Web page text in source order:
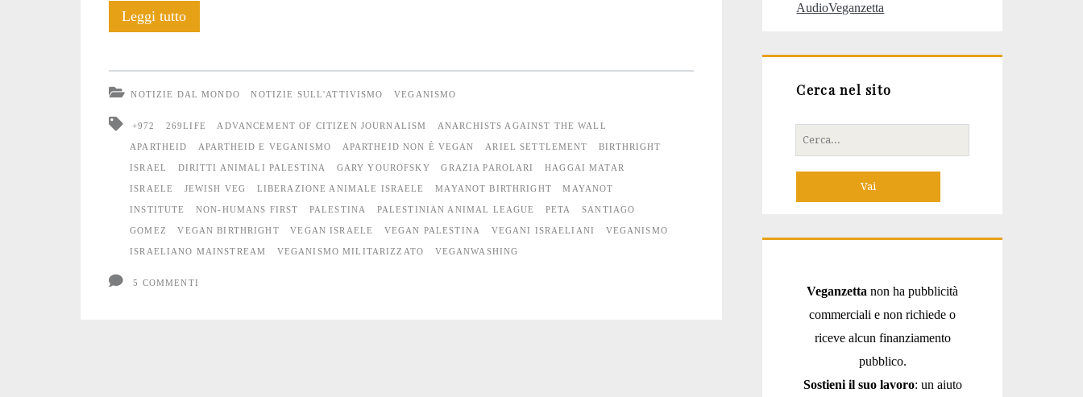
Leggi tuttoL’apartheid
NOTIZIE DAL MONDO NOTIZIE SULL'ATTIVISMO VEGANISMO
+972 269LIFE ADVANCEMENT OF CITIZEN JOURNALISM ANARCHISTS AGAINST THE WALL
APARTHEID APARTHEID E VEGANISMO APARTHEID NON È VEGAN ARIEL SETTLEMENT BIRTHRIGHT
ISRAEL DIRITTI ANIMALI PALESTINA GARY YOUROFSKY GRAZIA PAROLARI HAGGAI MATAR
ISRAELE JEWISH VEG LIBERAZIONE ANIMALE ISRAELE MAYANOT BIRTHRIGHT MAYANOT
INSTITUTE NON-HUMANS FIRST PALESTINA PALESTINIAN ANIMAL LEAGUE PETA SANTIAGO
GOMEZ VEGAN BIRTHRIGHT VEGAN ISRAELE VEGAN PALESTINA VEGANI ISRAELIANI VEGANISMO
ISRAELIANO MAINSTREAM VEGANISMO MILITARIZZATO VEGANWASHING
5 COMMENTI
AudioVeganzetta
Cerca nel sito
Cerca
per:
Veganzetta non ha pubblicità
commerciali e non richiede o
riceve alcun finanziamento
pubblico.
Sostieni il suo lavoro: un aiuto